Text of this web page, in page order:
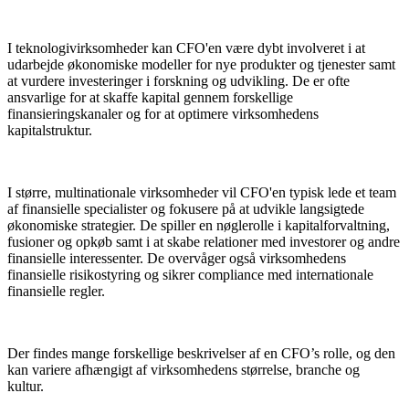
I teknologivirksomheder kan CFO'en være dybt involveret i at
udarbejde økonomiske modeller for nye produkter og tjenester samt
at vurdere investeringer i forskning og udvikling. De er ofte
ansvarlige for at skaffe kapital gennem forskellige
finansieringskanaler og for at optimere virksomhedens
kapitalstruktur.
I større, multinationale virksomheder vil CFO'en typisk lede et team
af finansielle specialister og fokusere på at udvikle langsigtede
økonomiske strategier. De spiller en nøglerolle i kapitalforvaltning,
fusioner og opkøb samt i at skabe relationer med investorer og andre
finansielle interessenter. De overvåger også virksomhedens
finansielle risikostyring og sikrer compliance med internationale
finansielle regler.
Der findes mange forskellige beskrivelser af en CFO’s rolle, og den
kan variere afhængigt af virksomhedens størrelse, branche og
kultur.